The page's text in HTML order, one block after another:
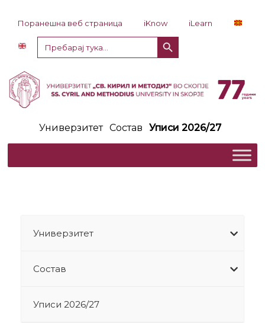
Поранешна веб страница iKnow
iLearn
Пребарај
за:
Копче за пребарување
Универзитет Состав Уписи 2026/27
Универзитет
Состав
Уписи 2026/27